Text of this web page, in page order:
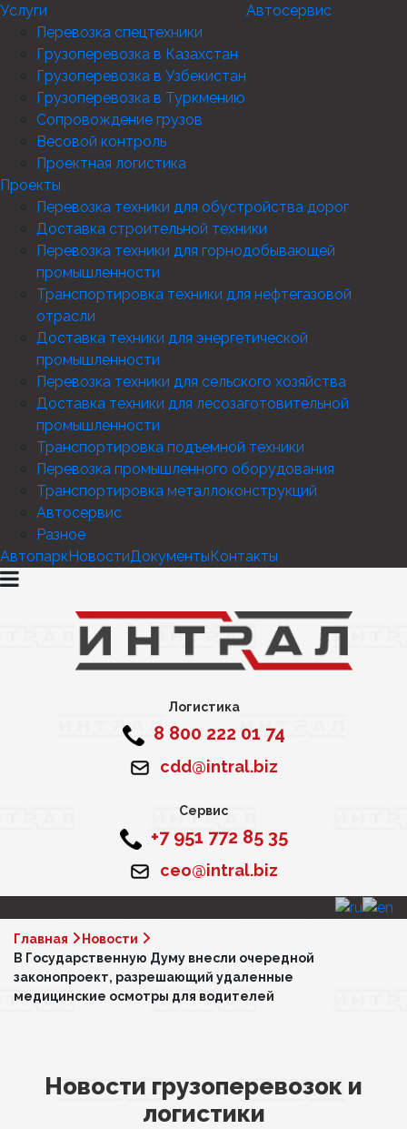
Услуги
Перевозка спецтехники
Грузоперевозка в Казахстан
Грузоперевозка в Узбекистан
Грузоперевозка в Туркмению
Сопровождение грузов
Весовой контроль
Проектная логистика
Автосервис
Проекты
Перевозка техники для обустройства дорог
Доставка строительной техники
Перевозка техники для горнодобывающей
промышленности
Транспортировка техники для нефтегазовой
отрасли
Доставка техники для энергетической
промышленности
Перевозка техники для сельского хозяйства
Доставка техники для лесозаготовительной
промышленности
Транспортировка подъемной техники
Перевозка промышленного оборудования
Транспортировка металлоконструкций
Автосервис
Разное
АвтопаркНовостиДокументыКонтакты
Логистика
8 800 222 01 74
cdd@intral.biz
Сервис
+7 951 772 85 35
ceo@intral.biz
Главная
Новости
В Государственную Думу внесли очередной
законопроект, разрешающий удаленные
медицинские осмотры для водителей
Новости грузоперевозок и
логистики